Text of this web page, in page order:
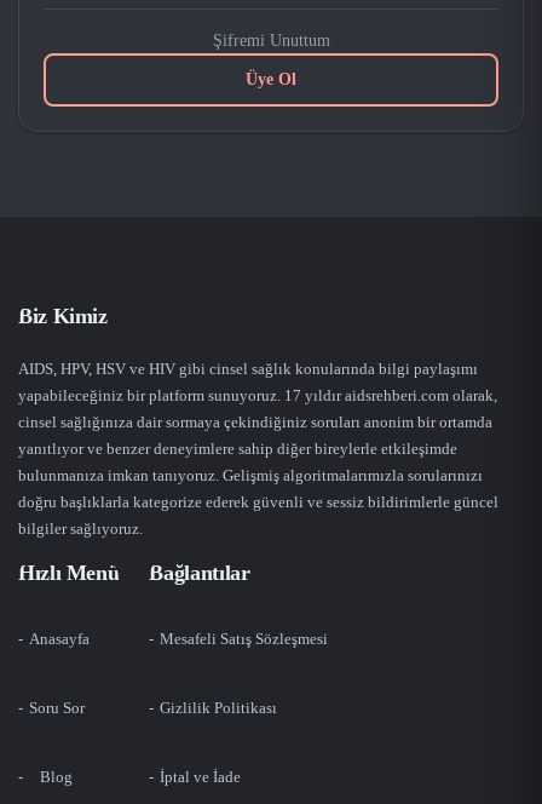
Şifremi Unuttum
Üye Ol
Biz Kimiz
AIDS, HPV, HSV ve HIV gibi cinsel sağlık konularında bilgi paylaşımı
yapabileceğiniz bir platform sunuyoruz. 17 yıldır aidsrehberi.com olarak,
cinsel sağlığınıza dair sormaya çekindiğiniz soruları anonim bir ortamda
yanıtlıyor ve benzer deneyimlere sahip diğer bireylerle etkileşimde
bulunmanıza imkan tanıyoruz. Gelişmiş algoritmalarımızla sorularınızı
doğru başlıklarla kategorize ederek güvenli ve sessiz bildirimlerle güncel
bilgiler sağlıyoruz.
Hızlı Menü
Anasayfa
Soru Sor
Blog
Bağlantılar
Mesafeli Satış Sözleşmesi
Gizlilik Politikası
İptal ve İade